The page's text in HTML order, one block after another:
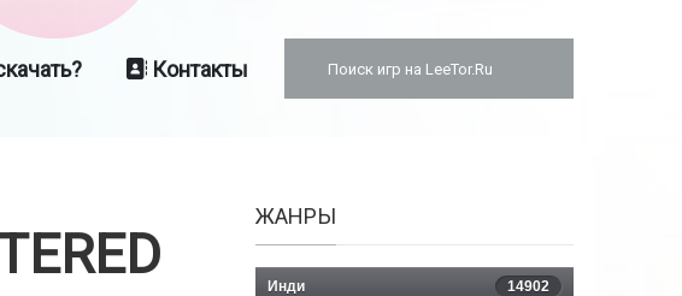
Контакты
ЖАНРЫ
Инди 14902